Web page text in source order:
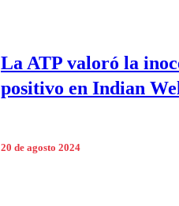
La ATP valoró la
positivo en Indian
20 de agosto 2024